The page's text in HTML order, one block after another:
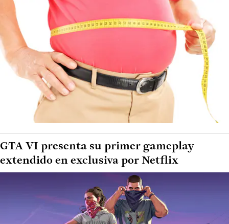
GTA VI presenta su primer gameplay
extendido en exclusiva por Netflix